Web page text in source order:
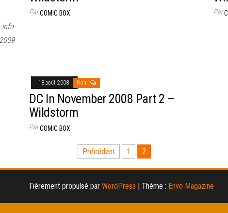
info
ParCOMIC BOX Par
18 août 2008 Non
DC In November 2008 Part 2 –
Wildstorm
ParCOMIC BOX
Précédent 1 2
Fièrement propulsé par WordPress | Thème : Envo Magazine